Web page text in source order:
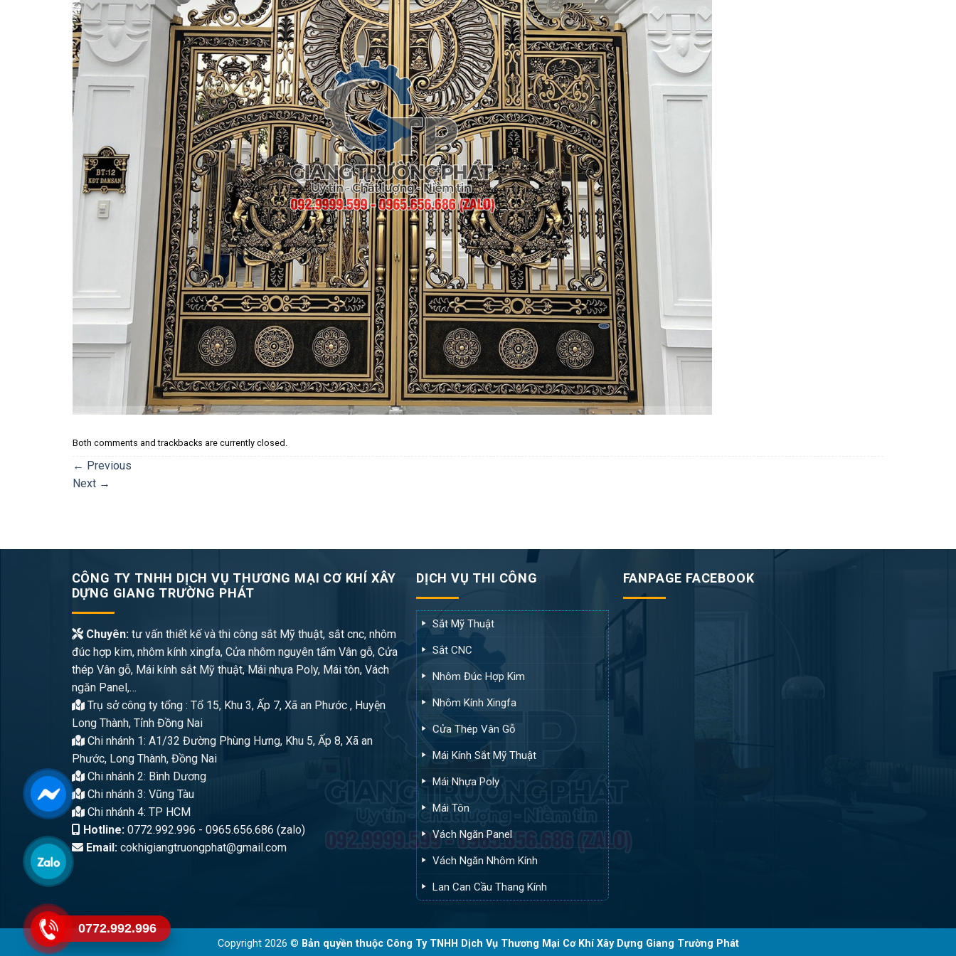
Both comments and trackbacks are currently closed.
← Previous
Next →
CÔNG TY TNHH DỊCH VỤ THƯƠNG MẠI CƠ KHÍ XÂY
DỰNG GIANG TRƯỜNG PHÁT
Chuyên:tư vấn thiết kế và thi công sắt Mỹ thuật, sắt cnc, nhôm
đúc hợp kim, nhôm kính xingfa, Cửa nhôm nguyên tấm Vân gỗ, Cửa
thép Vân gỗ, Mái kính sắt Mỹ thuật, Mái nhựa Poly, Mái tôn, Vách
ngăn Panel,…
Trụ sở công ty tổng : Tổ 15, Khu 3, Ấp 7, Xã an Phước , Huyện
Long Thành, Tỉnh Đồng Nai
Chi nhánh 1: A1/32 Đường Phùng Hưng, Khu 5, Ấp 8, Xã an
Phước, Long Thành, Đồng Nai
Chi nhánh 2: Bình Dương
Chi nhánh 3: Vũng Tàu
Chi nhánh 4: TP HCM
Hotline:0772.992.996 - 0965.656.686 (zalo)
Email:cokhigiangtruongphat@gmail.com
DỊCH VỤ THI CÔNG
Sắt Mỹ Thuật
Sắt CNC
Nhôm Đúc Hợp Kim
Nhôm Kính Xingfa
Cửa Thép Vân Gỗ
Mái Kính Sắt Mỹ Thuật
Mái Nhựa Poly
Mái Tôn
Vách Ngăn Panel
Vách Ngăn Nhôm Kính
Lan Can Cầu Thang Kính
FANPAGE FACEBOOK
Copyright 2026 © Bản quyền thuộc Công Ty TNHH Dịch Vụ Thương Mại Cơ Khí Xây Dựng Giang Trường Phát
0772.992.996